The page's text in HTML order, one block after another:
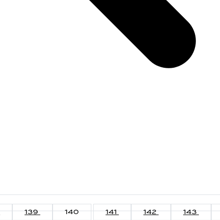
139 140 141 142 143